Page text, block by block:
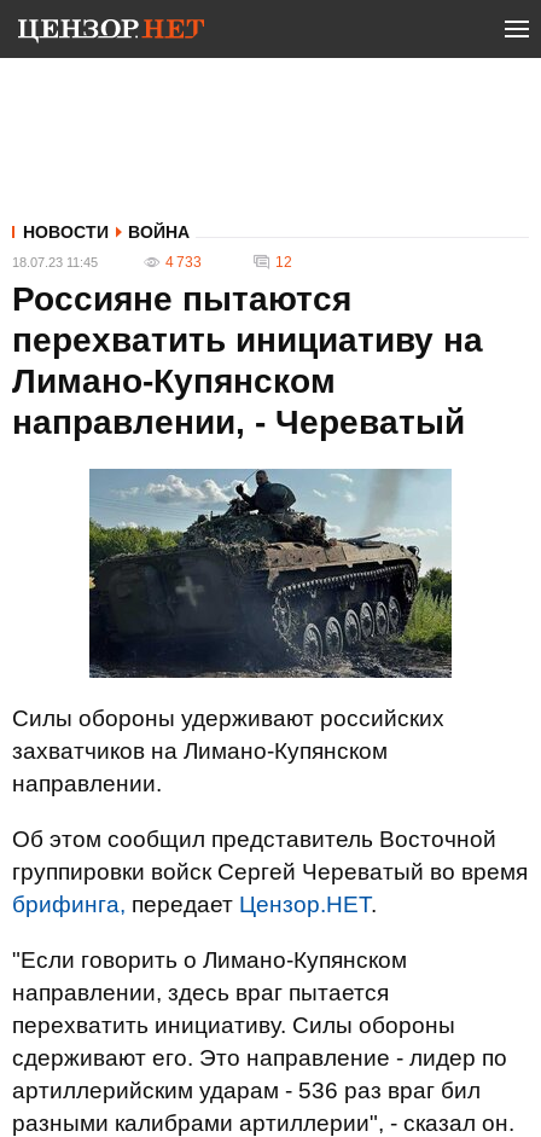
НОВОСТИ ВОЙНА
18.07.23 11:45 4 733 12
Россияне пытаются
перехватить инициативу на
Лимано-Купянском
направлении, - Череватый
Силы обороны удерживают российских
захватчиков на Лимано-Купянском
направлении.
Об этом сообщил представитель Восточной
группировки войск Сергей Череватый во время
брифинга, передает Цензор.НЕТ.
"Если говорить о Лимано-Купянском
направлении, здесь враг пытается
перехватить инициативу. Силы обороны
сдерживают его. Это направление - лидер по
артиллерийским ударам - 536 раз враг бил
разными калибрами артиллерии", - сказал он.